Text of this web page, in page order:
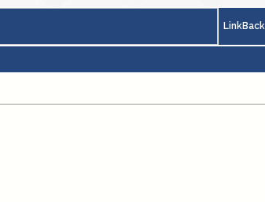
LinkBack